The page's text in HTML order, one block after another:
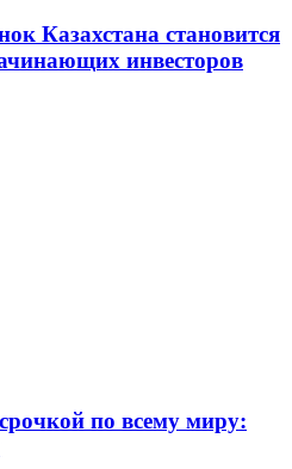
Казахстана становится
инвесторов
по всему миру: